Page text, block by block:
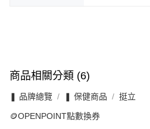
商品相關分類 (6)
❚ 品牌總覽 ❚ 保健商品 挺立
🪙OPENPOINT點數換券